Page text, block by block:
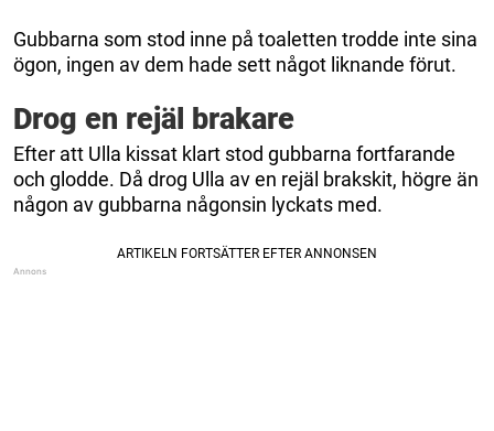
Gubbarna som stod inne på toaletten trodde inte sina
ögon, ingen av dem hade sett något liknande förut.
Drog en rejäl brakare
Efter att Ulla kissat klart stod gubbarna fortfarande
och glodde. Då drog Ulla av en rejäl brakskit, högre än
någon av gubbarna någonsin lyckats med.